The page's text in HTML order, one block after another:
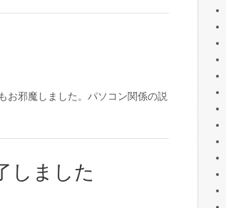
お邪魔しました。パソコン関係の説
しました